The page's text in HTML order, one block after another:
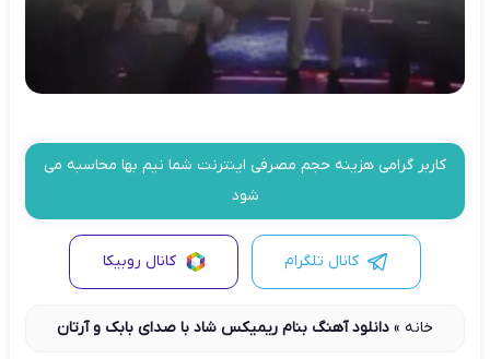
کاربر گرامی هزینه حجم مصرفی اینترنت شما نیم بها محاسبه می
شود
کانال تلگرام کانال روبیکا
خانه» دانلود آهنگ بنام ریمیکس شاد با صدای بابک و آرتان